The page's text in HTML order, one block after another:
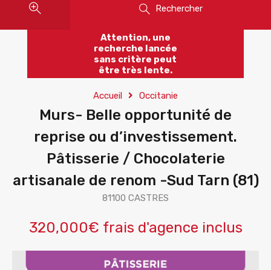
Rechercher
Attention, une
recherche lancée
sans critère peut
être très lente.
Accueil Occitanie
Murs- Belle opportunité de
reprise ou d’investissement.
Pâtisserie / Chocolaterie
artisanale de renom -Sud Tarn (81)
81100 CASTRES
320,000€ frais d'agence inclus